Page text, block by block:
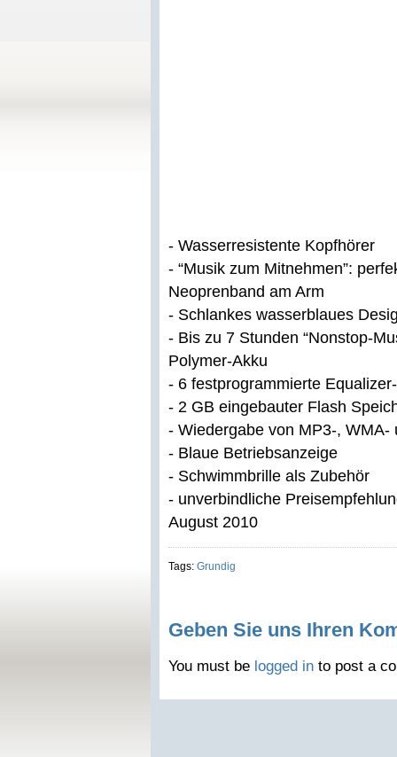
- Wasserresistente Kopfhörer
- “Musik zum Mitnehmen”:
Neoprenband am Arm
- Schlankes wasserblaues
- Bis zu 7 Stunden “Nonstop-
Polymer-Akku
- 6 festprogrammierte
- 2 GB eingebauter Flash
- Wiedergabe von MP3-, WMA-
- Blaue Betriebsanzeige
- Schwimmbrille als Zubehör
- unverbindliche
August 2010
Tags: Grundig
Geben Sie uns Ihren
You must be logged in to post a